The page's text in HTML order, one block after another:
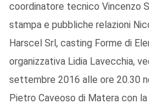
coordinatore tecnico Vincenzo
stampa e pubbliche relazioni
Harscel Srl, casting Forme di
organizzativa Lidia Lavecchia,
settembre 2016 alle ore 20.30
Pietro Caveoso di Matera con